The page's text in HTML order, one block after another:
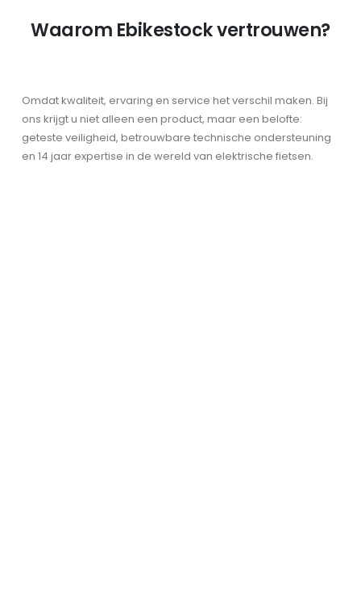
Waarom Ebikestock vertrouwen?
Omdat kwaliteit, ervaring en service het verschil maken. Bij
ons krijgt u niet alleen een product, maar een belofte:
geteste veiligheid, betrouwbare technische ondersteuning
en 14 jaar expertise in de wereld van elektrische fietsen.